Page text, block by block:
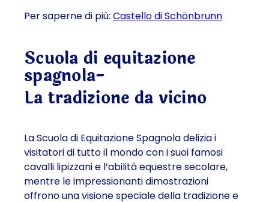
Per saperne di più: Castello di Schönbrunn
Scuola di equitazione
spagnola-
La tradizione da vicino
La Scuola di Equitazione Spagnola delizia i
visitatori di tutto il mondo con i suoi famosi
cavalli lipizzani e l’abilità equestre secolare,
mentre le impressionanti dimostrazioni
offrono una visione speciale della tradizione e